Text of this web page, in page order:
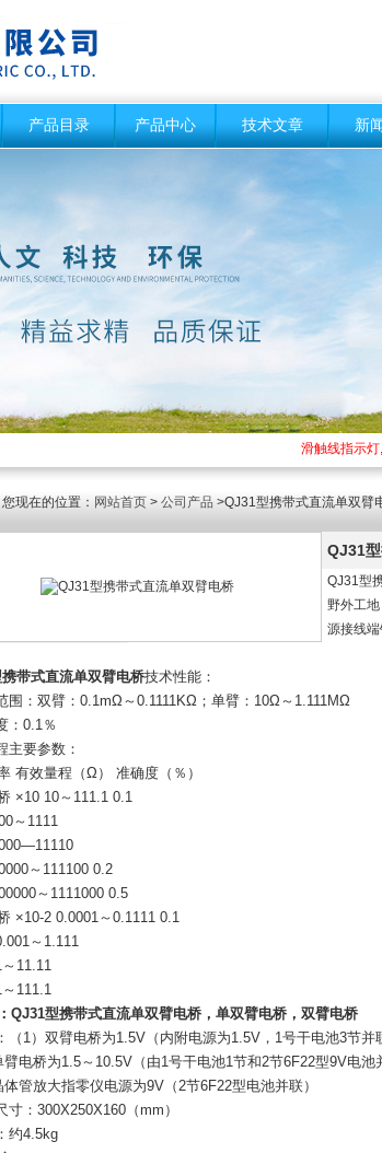
产品目录 产品中心 技术文章 新
滑触线指示灯,动
您现在的位置： 网站首页 > 公司产品 >QJ31型携带式直流单双臂
QJ31
QJ31型
野外工
源接线端
带式直流单双臂电桥技术性能：
围：双臂：0.1mΩ～0.1111KΩ；单臂：10Ω～1.111MΩ
：0.1％
主要参数：
有效量程（Ω） 准确度（％）
×10 10～111.1 0.1
～1111
～111100 0.2
～1111000 0.5
×10-2 0.0001～0.1111 0.1
～1.111
11.11
111.1
QJ31型携带式直流单双臂电桥，单双臂电桥，双臂电桥
（1）双臂电桥为1.5V（内附电源为1.5V，1号干电池3节并
臂电桥为1.5～10.5V（由1号干电池1节和2节6F22型9V电池
体管放大指零仪电源为9V（2节6F22型电池并联）
寸：300X250X160（mm）
约4.5kg